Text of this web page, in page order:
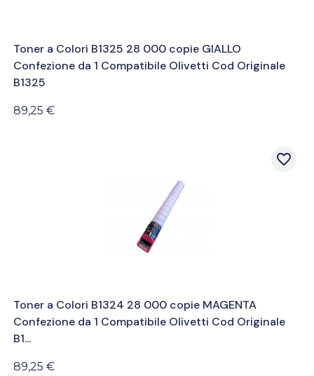
Toner a Colori B1325 28 000 copie GIALLO
Confezione da 1 Compatibile Olivetti Cod Originale
B1325
89,25 €
favorite_border
Toner a Colori B1324 28 000 copie MAGENTA
Confezione da 1 Compatibile Olivetti Cod Originale
B1...
89,25 €